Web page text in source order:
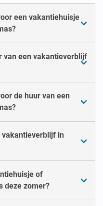
een vakantiehuisje
van een vakantieverblijf
de huur van een
vakantieverblijf in
of
deze zomer?